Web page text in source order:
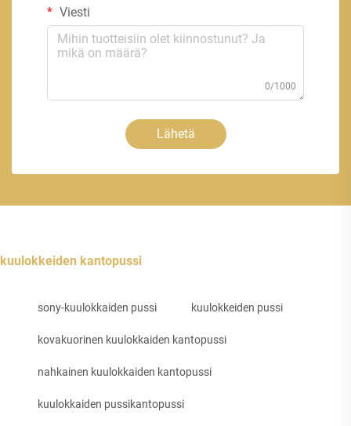
Viesti
0/1000
Lähetä
kuulokkeiden kantopussi
sony-kuulokkaiden pussi kuulokkeiden pussi
kovakuorinen kuulokkaiden kantopussi
nahkainen kuulokkaiden kantopussi
kuulokkaiden pussikantopussi